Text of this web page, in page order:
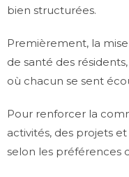
bien structurées.
Premièrement, la
de santé des
où chacun se sent
Pour renforcer la
activités, des projets
selon les préférences